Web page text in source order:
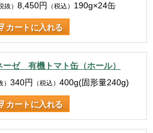
抜） 8,450円 （税込） 190g×24缶
カートに入れる
ーゼ 有機トマト缶（ホール）
） 340円 （税込） 400g(固形量240g)
カートに入れる